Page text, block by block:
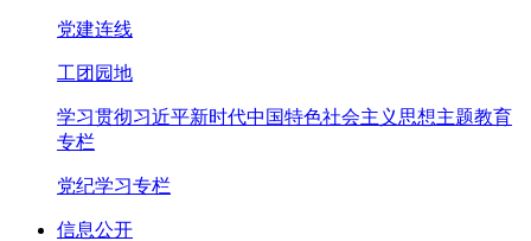
党建连线
工团园地
学习贯彻习近平新时代中国特色社会主义思想主题教育
专栏
党纪学习专栏
信息公开